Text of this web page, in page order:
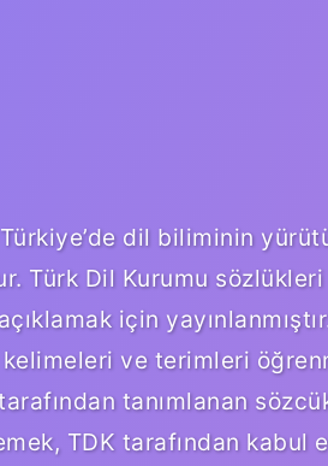
dil biliminin
Türk Dil Kurumu
için
ve terimleri
tanımlanan
TDK tarafından kabul